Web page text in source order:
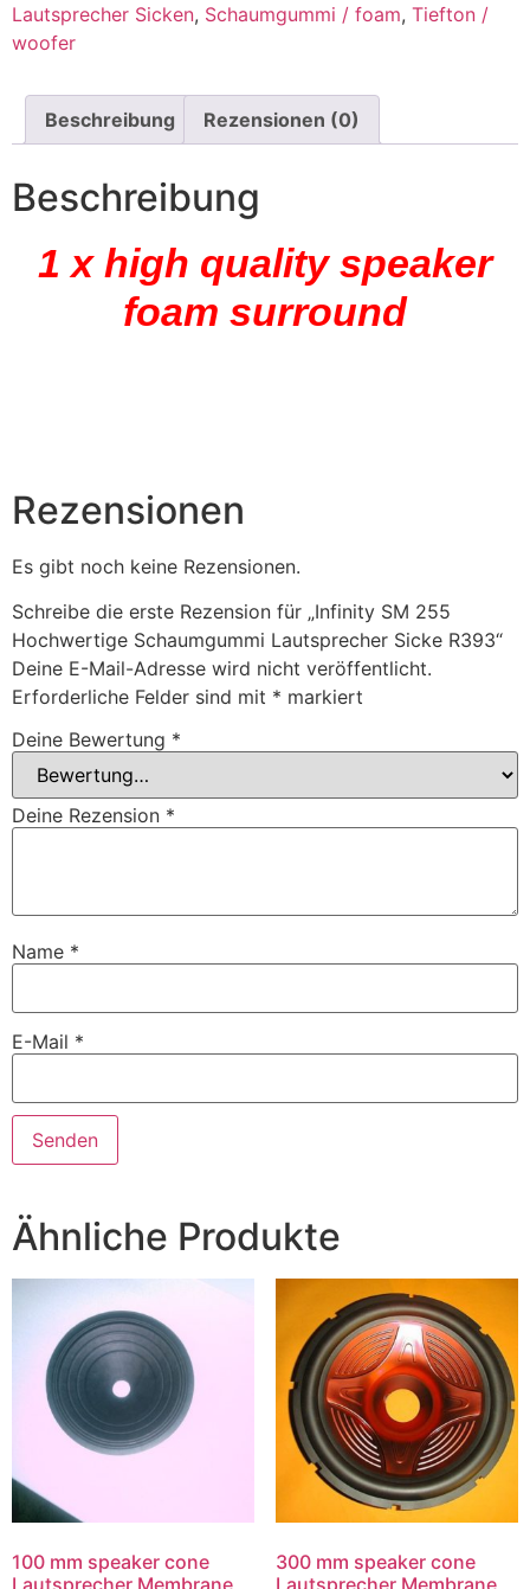
Lautsprecher Sicken, Schaumgummi / foam, Tiefton /
woofer
Beschreibung Rezensionen (0)
Beschreibung
1 x high quality speaker
foam surround
Rezensionen
Es gibt noch keine Rezensionen.
Schreibe die erste Rezension für „Infinity SM 255
Hochwertige Schaumgummi Lautsprecher Sicke R393“
Deine E-Mail-Adresse wird nicht veröffentlicht.
Erforderliche Felder sind mit * markiert
Deine Bewertung *
Deine Rezension *
Name *
E-Mail *
Ähnliche Produkte
100 mm speaker cone
Lautsprecher Membrane
300 mm speaker cone
Lautsprecher Membrane